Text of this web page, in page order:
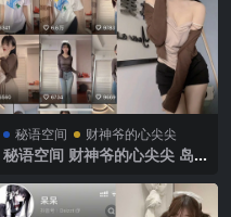
秘语空间 财神爷的心尖尖
秘语空间 财神爷的心尖尖 岛
最新完整版